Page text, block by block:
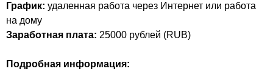
График: удаленная работа через Интернет или работа
на дому
Заработная плата: 25000 рублей (RUB)
Подробная информация: